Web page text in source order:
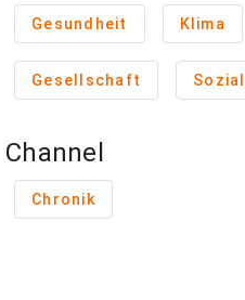
Gesundheit Klima
Gesellschaft
Channel
Chronik